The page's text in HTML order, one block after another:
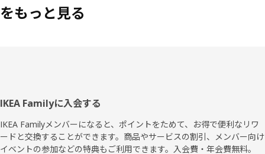
をもっと見る
フ
ッ
タ
IKEA Familyに入会する
IKEA Familyメンバーになると、ポイントをためて、お得で便利なリワ
ードと交換することができます。商品やサービスの割引、メンバー向け
イベントの参加などの特典もご利用できます。入会費・年会費無料。